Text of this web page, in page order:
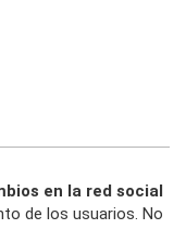
en la red social
de los usuarios. No